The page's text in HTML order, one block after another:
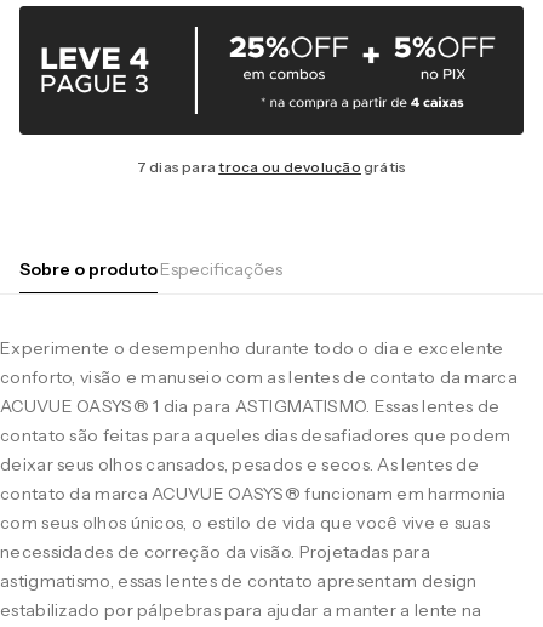
7 dias paratroca ou devolução grátis
Sobre o produtoEspecificações
Experimente o desempenho durante todo o dia e excelente
conforto, visão e manuseio com as lentes de contato da marca
ACUVUE OASYS® 1 dia para ASTIGMATISMO. Essas lentes de
contato são feitas para aqueles dias desafiadores que podem
deixar seus olhos cansados, pesados e secos. As lentes de
contato da marca ACUVUE OASYS® funcionam em harmonia
com seus olhos únicos, o estilo de vida que você vive e suas
necessidades de correção da visão. Projetadas para
astigmatismo, essas lentes de contato apresentam design
estabilizado por pálpebras para ajudar a manter a lente na